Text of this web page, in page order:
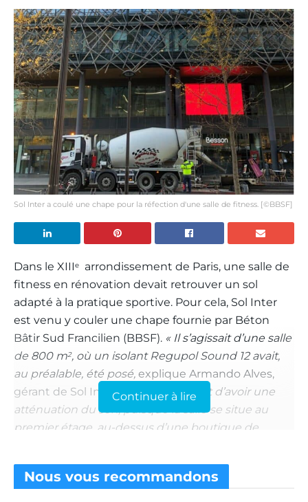
Sol Inter a coulé une chape pour la réfection d'une salle de fitness. [©BBSF]
Dans le XIIIe
arrondissement de Paris, une salle de
fitness en rénovation devait retrouver un sol
adapté à la pratique sportive. Pour cela, Sol Inter
est venu y couler une chape fournie par Béton
Bâtir Sud Francilien (BBSF). « Il s’agissait d’une salle
de 800 m2, où un isolant Regupol Sound 12 avait,
au préalable, été posé, explique Armando Alves,
gérant de Sol Inter. Il était important d’avoir une
atténuation du son, puisque la salle se situe au
premier étage, au-dessus d’une boutique de
La circulation, un problème
Continuer à lire
Nous vous recommandons